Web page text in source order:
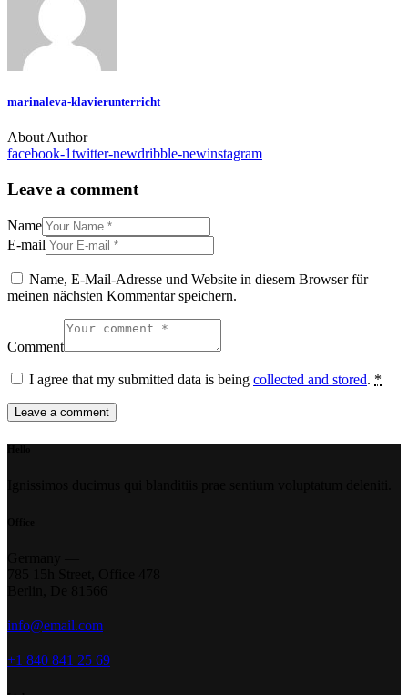
marinaleva-klavierunterricht
About Author
facebook-1twitter-newdribble-newinstagram
Leave a comment
Name
E-mail
Name, E-Mail-Adresse und Website in diesem Browser für
meinen nächsten Kommentar speichern.
Comment
I agree that my submitted data is being collected and stored. *
info@email.com
+1 840 841 25 69